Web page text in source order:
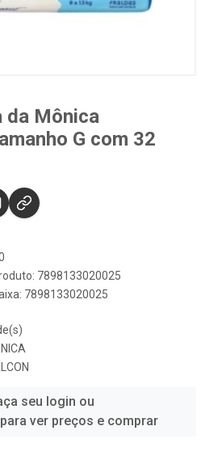
da Mônica
G com 32
7898133020025
7898133020025
seu login ou
ver preços e comprar